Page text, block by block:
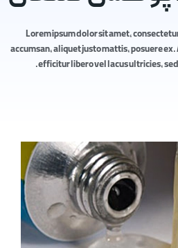
Lorem ipsum dolor sit amet,
accumsan, aliquet justo mattis, posuere
efficitur libero vel lacus ultricies,